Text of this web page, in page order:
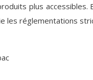
plus
réglementations